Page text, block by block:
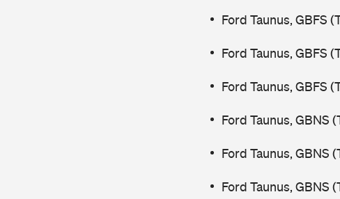
Ford Taunus, GBFS
Ford Taunus, GBFS
Ford Taunus, GBFS
Ford Taunus, GBNS
Ford Taunus, GBNS
Ford Taunus, GBNS